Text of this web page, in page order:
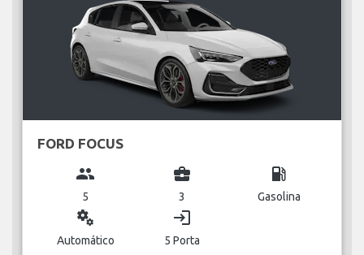
FORD FOCUS
group
5
business_center
3
local_gas_station
Gasolina
miscellaneous_services
Automático
login
5 Porta